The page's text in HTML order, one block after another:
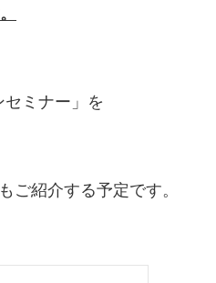
ミナー」を
紹介する予定です。